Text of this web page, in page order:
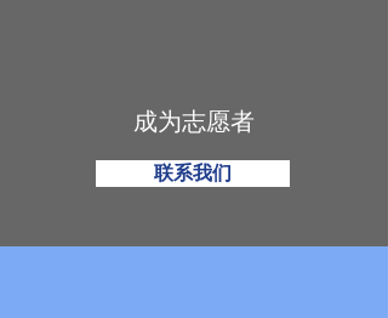
成为志愿者
联系我们